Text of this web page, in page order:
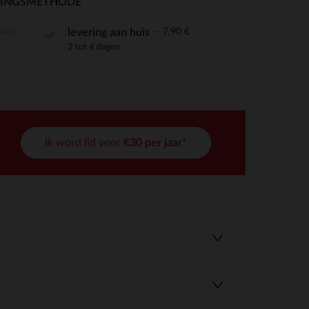
aan te passen en te beheren, en zorgt ervoor dat aan
levering aan huis 7,90 €
2 tot 4 dagen
Ik word lid voor €30 per jaar*